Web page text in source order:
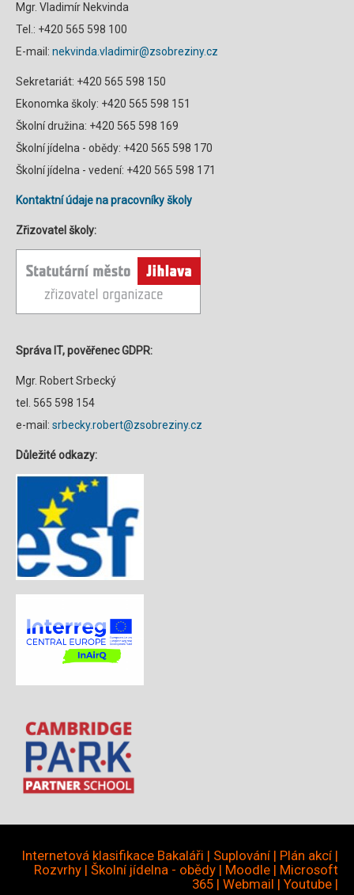
Mgr. Vladimír Nekvinda
Tel.: +420 565 598 100
E-mail: nekvinda.vladimir@zsobreziny.cz
Sekretariát: +420 565 598 150
Ekonomka školy: +420 565 598 151
Školní družina: +420 565 598 169
Školní jídelna - obědy: +420 565 598 170
Školní jídelna - vedení: +420 565 598 171
Kontaktní údaje na pracovníky školy
Zřizovatel školy:
Správa IT, pověřenec GDPR:
Mgr. Robert Srbecký
tel. 565 598 154
e-mail: srbecky.robert@zsobreziny.cz
Důležité odkazy:
Internetová klasifikace Bakaláři | Suplování | Plán akcí |
Rozvrhy | Školní jídelna - obědy | Moodle | Microsoft
365 | Webmail | Youtube |